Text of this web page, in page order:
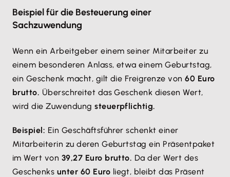
Beispiel für die Besteuerung einer
Sachzuwendung
Wenn ein Arbeitgeber einem seiner Mitarbeiter zu
einem besonderen Anlass, etwa einem Geburtstag,
ein Geschenk macht, gilt die Freigrenze von60 Euro
brutto. Überschreitet das Geschenk diesen Wert,
wird die Zuwendungsteuerpflichtig.
Beispiel: Ein Geschäftsführer schenkt einer
Mitarbeiterin zu deren Geburtstag ein Präsentpaket
im Wert von 39,27 Euro brutto. Da der Wert des
Geschenks unter 60 Euro liegt, bleibt das Präsent